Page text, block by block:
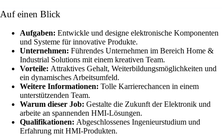
Auf einen Blick
Aufgaben: Entwickle und designe elektronische Komponenten
und Systeme für innovative Produkte.
Unternehmen: Führendes Unternehmen im Bereich Home &
Industrial Solutions mit einem kreativen Team.
Vorteile: Attraktives Gehalt, Weiterbildungsmöglichkeiten und
ein dynamisches Arbeitsumfeld.
Weitere Informationen: Tolle Karrierechancen in einem
unterstützenden Team.
Warum dieser Job: Gestalte die Zukunft der Elektronik und
arbeite an spannenden HMI-Lösungen.
Qualifikationen: Abgeschlossenes Ingenieurstudium und
Erfahrung mit HMI-Produkten.